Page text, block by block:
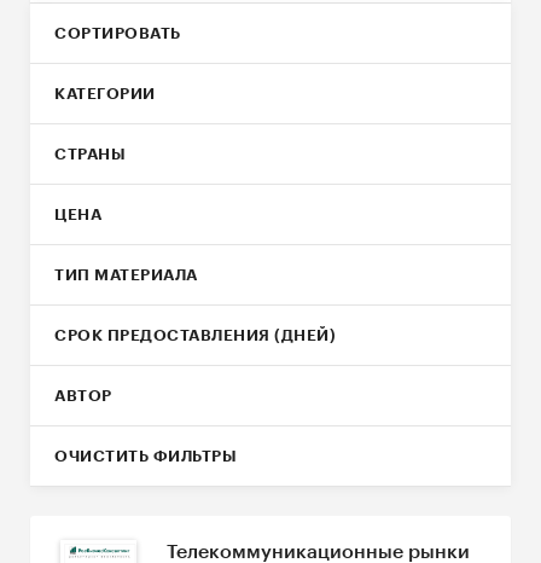
СОРТИРОВАТЬ
КАТЕГОРИИ
СТРАНЫ
ЦЕНА
ТИП МАТЕРИАЛА
СРОК ПРЕДОСТАВЛЕНИЯ (ДНЕЙ)
АВТОР
ОЧИСТИТЬ ФИЛЬТРЫ
Телекоммуникационные рынки